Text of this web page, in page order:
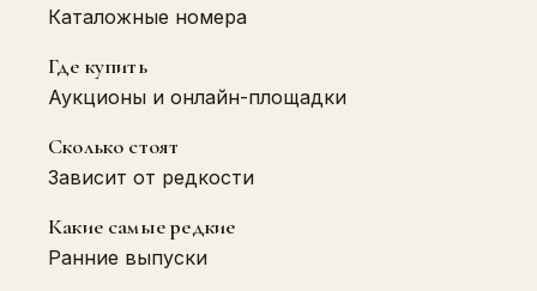
Каталожные номера
Где купить
Аукционы и онлайн-площадки
Сколько стоят
Зависит от редкости
Какие самые редкие
Ранние выпуски